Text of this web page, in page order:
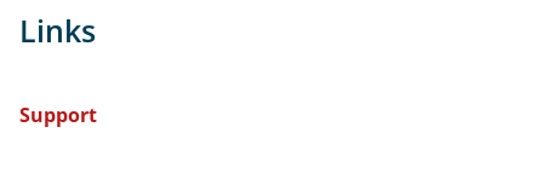
Links
Support